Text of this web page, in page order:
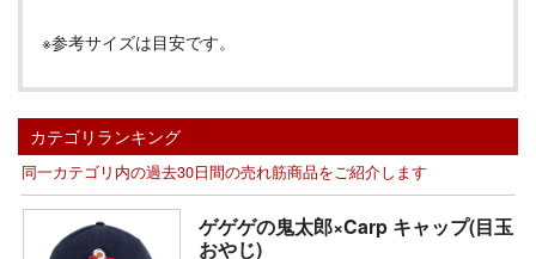
※参考サイズは目安です。
カテゴリランキング
同一カテゴリ内の過去30日間の売れ筋商品をご紹介します
ゲゲゲの鬼太郎×Carp キャップ(目玉
おやじ)